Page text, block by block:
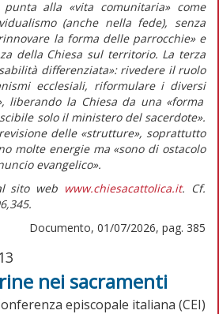
punta alla «vita comunitaria» come
(anche nella fede), senza
la forma delle parrocchie» e
della Chiesa sul territorio. La terza
differenziata»: rivedere il ruolo
ecclesiali, riformulare i diversi
liberando la Chiesa da una«forma
solo il ministero del sacerdote».
delle «strutture», soprattutto
molte energie ma«sono di ostacolo
evangelico».
sito web www.chiesacattolica.it. Cf.
Documento, 01/07/2026, pag. 385
nei sacramenti
episcopale italiana (CEI)